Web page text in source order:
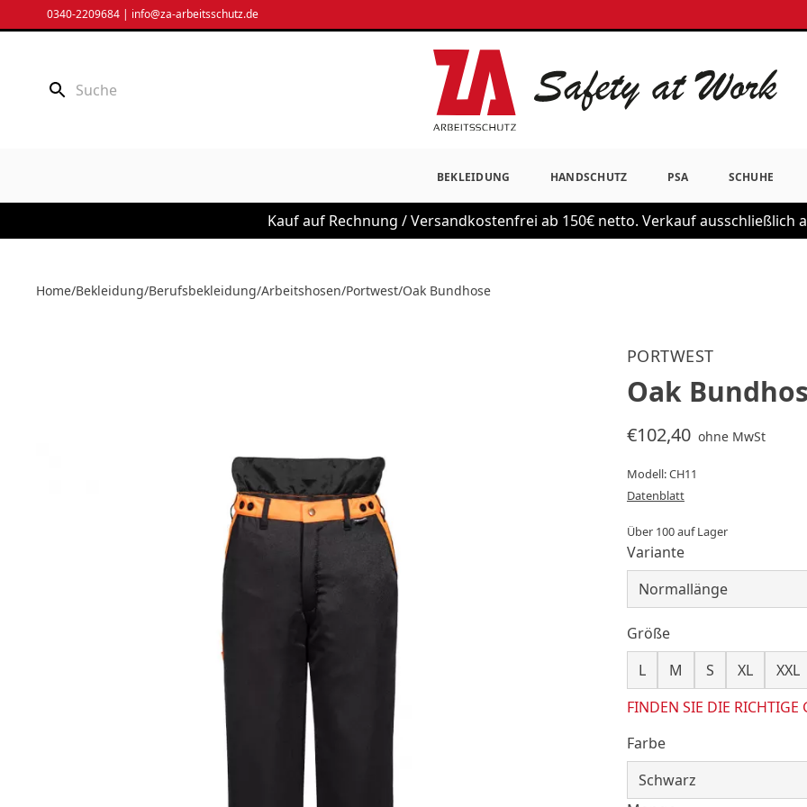
Inhalt
0340-2209684 | info@za-arbeitsschutz.de
BEKLEIDUNG HANDSCHUTZ PSA SCHUHE
Kauf auf Rechnung / Versandkostenfrei ab 150€ netto. Verkauf ausschließlich
Home/Bekleidung/Berufsbekleidung/Arbeitshosen/Portwest/Oak Bundhose
PORTWEST
Oak
€102,40 ohne MwSt
Modell: CH11
Datenblatt
Über 100 auf Lager
Variante
Größe
L
M S XL
XXL
FINDEN SIE DIE RICHTIGE
Farbe